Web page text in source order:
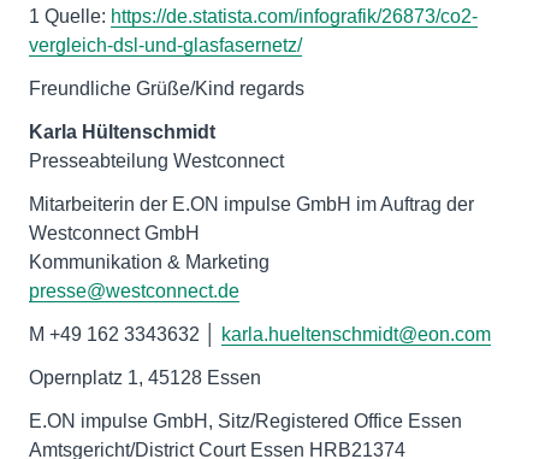
1 Quelle: https://de.statista.com/infografik/26873/co2-
vergleich-dsl-und-glasfasernetz/
Freundliche Grüße/Kind regards
Karla Hültenschmidt
Presseabteilung Westconnect
Mitarbeiterin der E.ON impulse GmbH im Auftrag der
Westconnect GmbH
Kommunikation & Marketing
presse@westconnect.de
M +49 162 3343632 │ karla.hueltenschmidt@eon.com
Opernplatz 1, 45128 Essen
E.ON impulse GmbH, Sitz/Registered Office Essen
Amtsgericht/District Court Essen HRB21374